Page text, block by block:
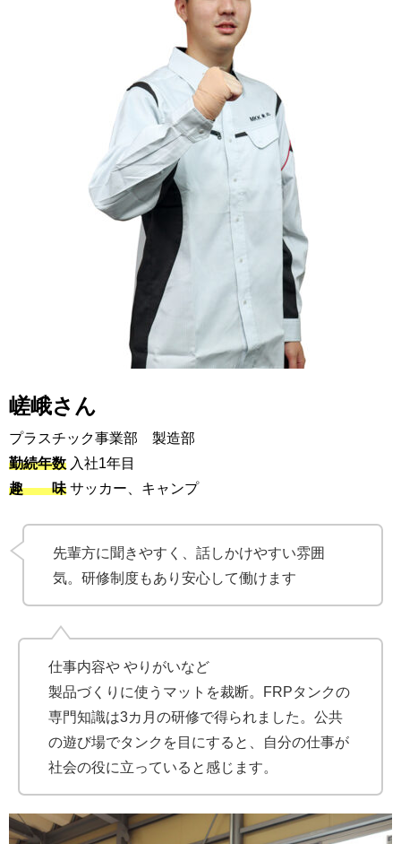
嵯峨さん
プラスチック事業部 製造部
勤続年数 入社1年目
趣 味 サッカー、キャンプ
先輩方に聞きやすく、話しかけやすい雰囲
気。研修制度もあり安心して働けます
仕事内容や やりがいなど
製品づくりに使うマットを裁断。FRPタンクの
専門知識は3カ月の研修で得られました。公共
の遊び場でタンクを目にすると、自分の仕事が
社会の役に立っていると感じます。